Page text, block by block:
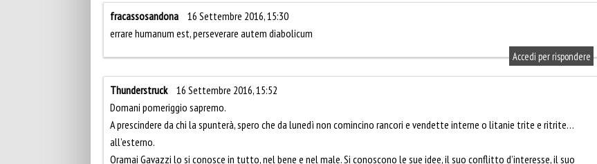
fracassosandona
16 Settembre 2016, 15:30
errare humanum est, perseverare autem diabolicum
Accedi per rispondere
Thunderstruck
16 Settembre 2016, 15:52
Domani pomeriggio sapremo.
A prescindere da chi la spunterà, spero che da lunedì non comincino rancori e vendette interne o litanie trite e ritrite…
all’esterno.
Oramai Gavazzi lo si conosce in tutto, nel bene e nel male. Si conoscono le sue idee, il suo conflitto d’interesse, il suo